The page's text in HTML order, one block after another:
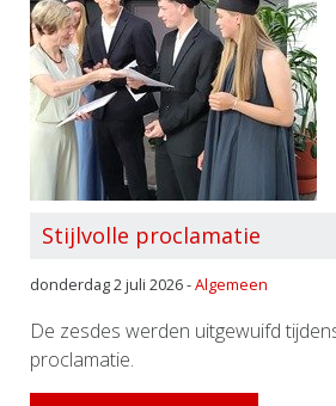
Stijlvolle proclamatie
donderdag 2 juli 2026 -Algemeen
De zesdes werden uitgewuifd
proclamatie.